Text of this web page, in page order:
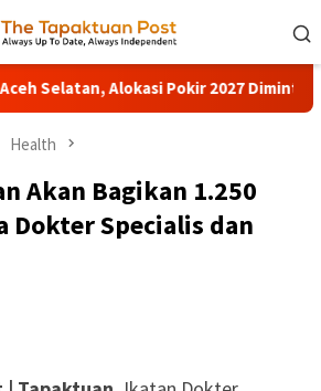
Pokir 2027 Diminta Dihentikan
Health
Akan Bagikan 1.250
Dokter Specialis dan